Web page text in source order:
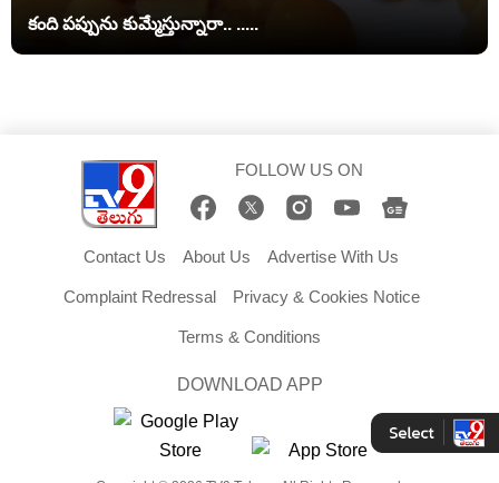
కంది పప్పును కుమ్మేస్తున్నారా.. .....
FOLLOW US ON
Contact Us About Us Advertise With Us
Complaint Redressal Privacy & Cookies Notice
Terms & Conditions
DOWNLOAD APP